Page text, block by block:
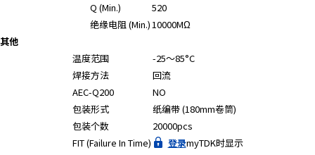
Q (Min.)
520
绝缘电阻 (Min.)10000MΩ
其他
温度范围
-25～85°C
焊接方法
回流
AEC-Q200
NO
包装形式
纸编带 (180mm卷筒)
包装个数
20000pcs
FIT (Failure In Time)
登录myTDK时显示